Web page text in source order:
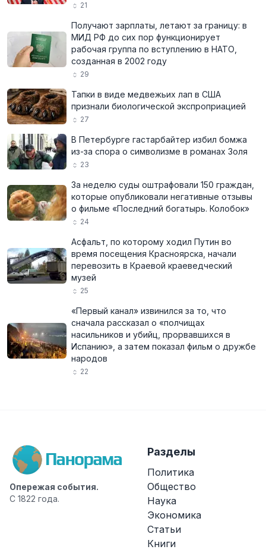
21
Получают зарплаты, летают за границу: в
МИД РФ до сих пор функционирует
рабочая группа по вступлению в НАТО,
созданная в 2002 году
29
Тапки в виде медвежьих лап в США
признали биологической экспроприацией
27
В Петербурге гастарбайтер избил бомжа
из-за спора о символизме в романах Золя
23
За неделю суды оштрафовали 150 граждан,
которые опубликовали негативные отзывы
о фильме «Последний богатырь. Колобок»
24
Асфальт, по которому ходил Путин во
время посещения Красноярска, начали
перевозить в Краевой краеведческий
музей
25
«Первый канал» извинился за то, что
сначала рассказал о «полчищах
насильников и убийц, прорвавшихся в
Испанию», а затем показал фильм о дружбе
народов
22
Опережая события.
С 1822 года.
Разделы
Политика
Общество
Наука
Экономика
Статьи
Книги